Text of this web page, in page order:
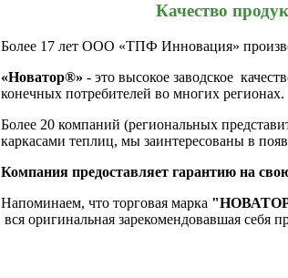
Качество
Более 17 лет ООО «ТПФ Инновация»
«Новатор®» - это высокое заводское
конечных потребителей во многих регионах.
Более 20 компаний (региональных
каркасами теплиц, мы заинтересованы в
Компания предоставляет гарантию на
Напоминаем, что торговая марка
вся оригинальная зарекомендовавшая себя